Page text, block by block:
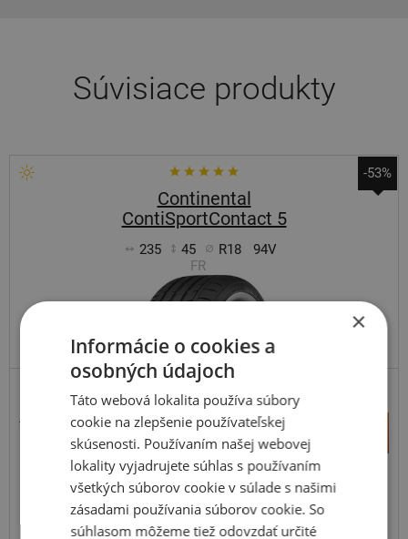
Súvisiace produkty
-53%
Continental
ContiSportContact 5
235 45 R18
94V
FR
302,58 €
143,30 €
+
–
SKLADOM Expedujeme budúci prac. deň
Na predajni v Bratislave do 2 dní.
Centrálny sklad 20 ks.
×
Informácie o cookies a
osobných údajoch
Táto webová lokalita používa súbory
cookie na zlepšenie používateľskej
skúsenosti. Používaním našej webovej
lokality vyjadrujete súhlas s používaním
všetkých súborov cookie v súlade s našimi
zásadami používania súborov cookie. So
súhlasom môžeme tiež odovzdať určité